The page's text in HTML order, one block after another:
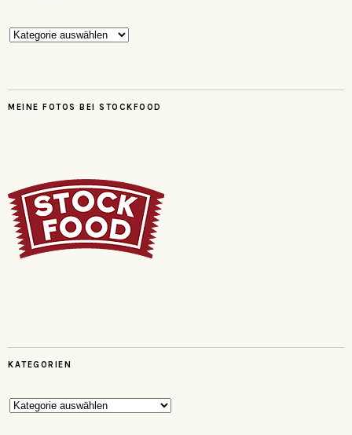
Kategorien
MEINE FOTOS BEI STOCKFOOD
KATEGORIEN
Kategorien